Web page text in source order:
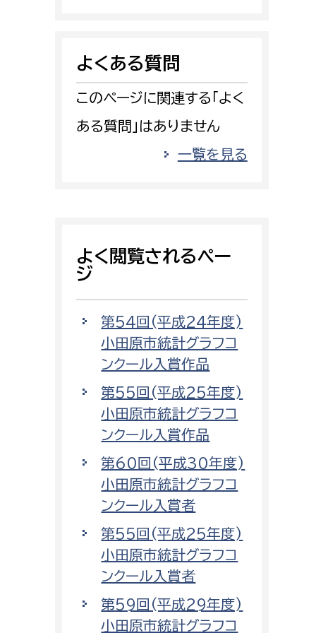
警防第2課
監査事務局
監査事務局
よくある質問
このページに関連する「よく
ある質問」はありません
一覧を見る
よく閲覧されるペー
ジ
第54回(平成24年度)
小田原市統計グラフコ
ンクール入賞作品
第55回(平成25年度)
小田原市統計グラフコ
ンクール入賞作品
第60回(平成30年度)
小田原市統計グラフコ
ンクール入賞者
第55回(平成25年度)
小田原市統計グラフコ
ンクール入賞者
第59回(平成29年度)
小田原市統計グラフコ